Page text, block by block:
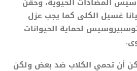
غسيل الكلى كما يجب عزل
لحماية الحيوانات
أن تحمي الكلاب ضد بعض ولكن